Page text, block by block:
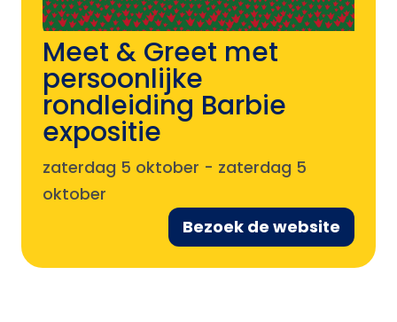
Meet & Greet met
persoonlijke
rondleiding Barbie
expositie
zaterdag 5 oktober - zaterdag 5
oktober
Bezoek de website